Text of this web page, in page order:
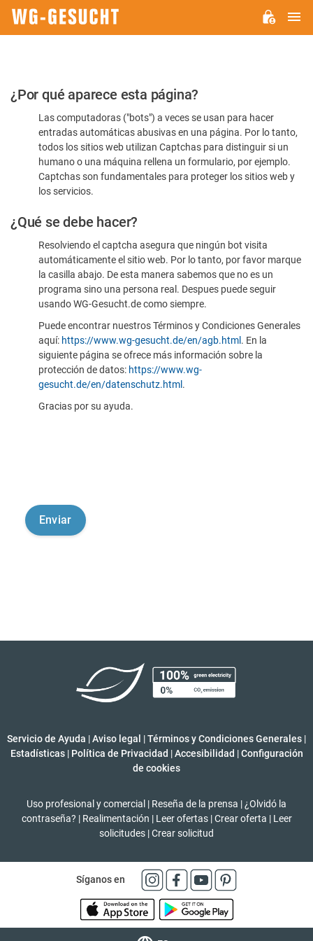
Por
favor,
confirme
humano
¿Por qué aparece esta página?
Las computadoras ("bots") a veces se usan para hacer
entradas automáticas abusivas en una página. Por lo tanto,
todos los sitios web utilizan Captchas para distinguir si un
humano o una máquina rellena un formulario, por ejemplo.
Captchas son fundamentales para proteger los sitios web y
los servicios.
¿Qué se debe hacer?
Resolviendo el captcha asegura que ningún bot visita
automáticamente el sitio web. Por lo tanto, por favor marque
la casilla abajo. De esta manera sabemos que no es un
programa sino una persona real. Despues puede seguir
usando WG-Gesucht.de como siempre.
Puede encontrar nuestros Términos y Condiciones Generales
aquí: https://www.wg-gesucht.de/en/agb.html . En la
siguiente página se ofrece más información sobre la
protección de datos: https://www.wg-
gesucht.de/en/datenschutz.html .
Gracias por su ayuda.
Servicio de Ayuda |Aviso legal |Términos y Condiciones Generales |
Estadísticas | Política de Privacidad | Accesibilidad | Configuración
de cookies
Uso profesional y comercial | Reseña de la prensa | ¿Olvidó la
contraseña? | Realimentación | Leer ofertas | Crear oferta | Leer
solicitudes |Crear solicitud
Síganos en